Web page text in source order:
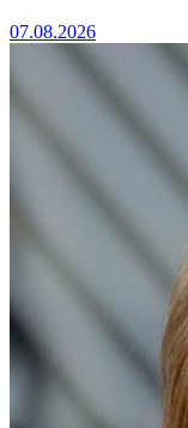
07.08.2026